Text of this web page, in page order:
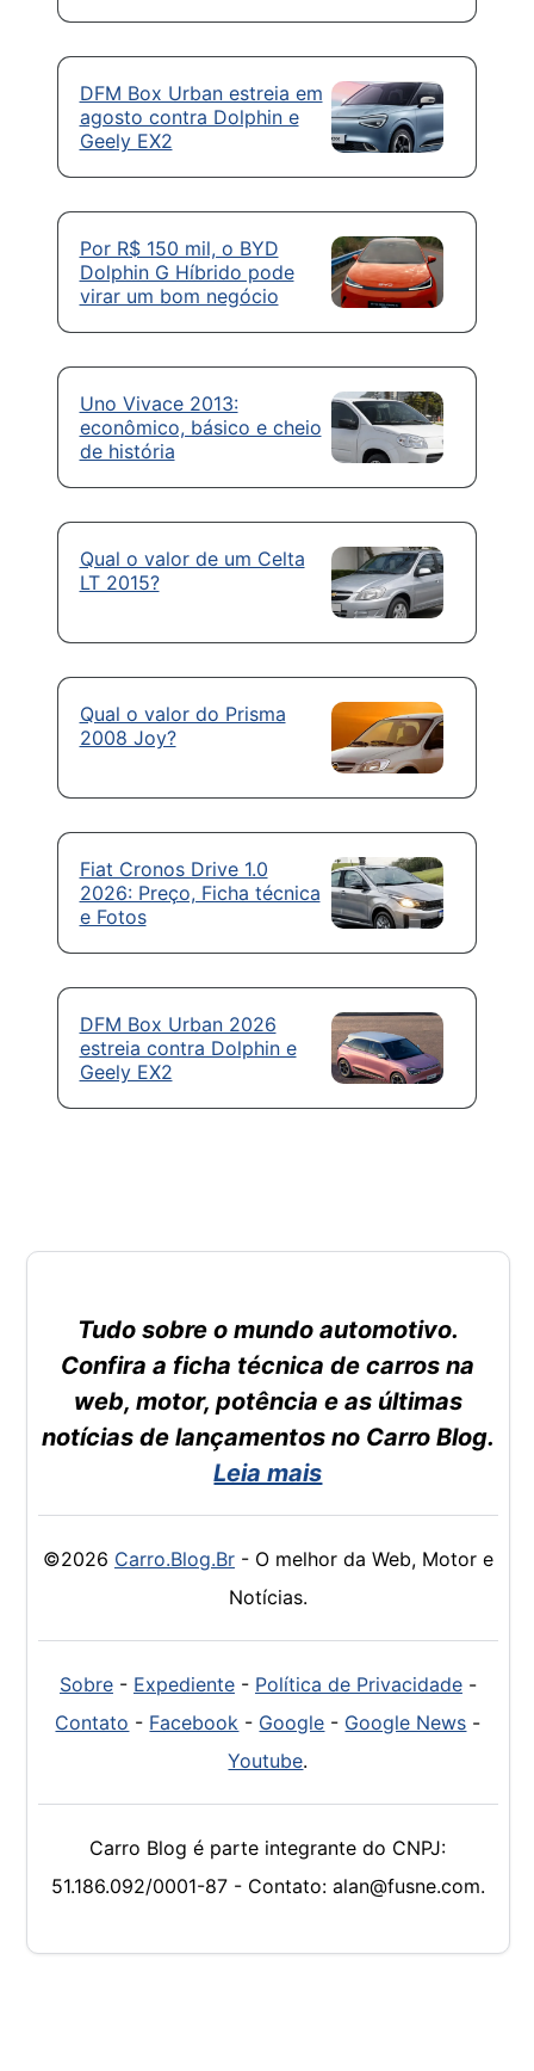
DFM Box Urban estreia em
agosto contra Dolphin e
Geely EX2
Por R$ 150 mil, o BYD
Dolphin G Híbrido pode
virar um bom negócio
Uno Vivace 2013:
econômico, básico e cheio
de história
Qual o valor de um Celta
LT 2015?
Qual o valor do Prisma
2008 Joy?
Fiat Cronos Drive 1.0
2026: Preço, Ficha técnica
e Fotos
DFM Box Urban 2026
estreia contra Dolphin e
Geely EX2
Tudo sobre o mundo automotivo.
Confira a ficha técnica de carros na
web, motor, potência e as últimas
notícias de lançamentos no Carro Blog.
Leia mais
©2026 Carro.Blog.Br- O melhor da Web, Motor e
Notícias.
Sobre- Expediente- Política de Privacidade-
Contato - Facebook - Google - Google News -
Youtube.
Carro Blog é parte integrante do CNPJ:
51.186.092/0001-87 - Contato: alan@fusne.com.